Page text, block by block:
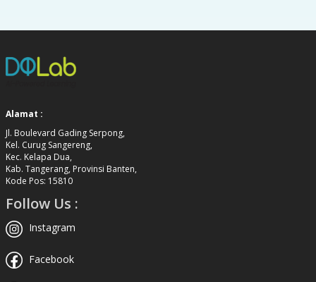
Alamat :
Jl. Boulevard Gading Serpong,
Kel. Curug Sangereng,
Kec. Kelapa Dua,
Kab. Tangerang, Provinsi Banten,
Kode Pos: 15810
Follow Us :
Instagram
Facebook